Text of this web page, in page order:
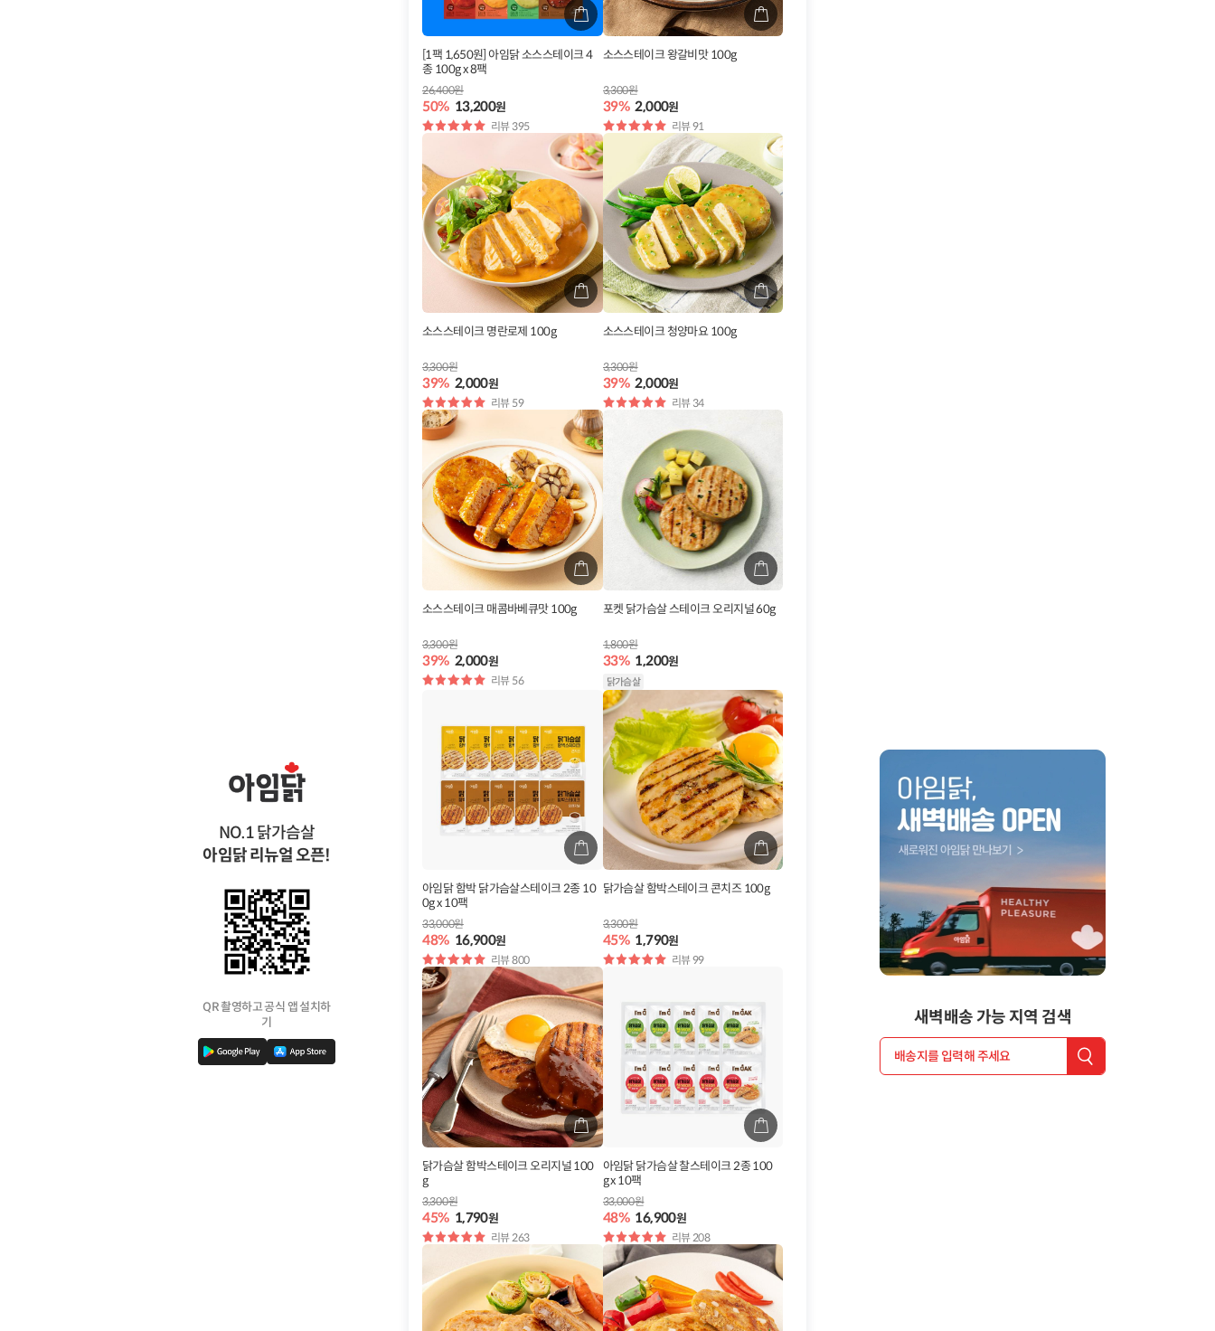
새벽배송 가능 지역 검색
배송지를 입력해 주세요
NO.1 닭가슴살
아임닭 리뉴얼 오픈!
QR 촬영하고 공식 앱 설치하
기
[1팩 1,650원] 아임닭 소스스테이크 4
종 100g x 8팩
50% 13,200원
26,400원
별
점
리뷰 395
소스스테이크 왕갈비맛 100g
39% 2,000원
3,300원
별
점
리뷰 91
소스스테이크 명란로제 100g
39% 2,000원
3,300원
별
점
리뷰 59
소스스테이크 청양마요 100g
39% 2,000원
3,300원
별
점
리뷰 34
소스스테이크 매콤바베큐맛 100g
39% 2,000원
3,300원
별
리뷰 56
포켓 닭가슴살 스테이크 오리지널 60g
33% 1,200원
1,800원
닭가슴살
아임닭 함박 닭가슴살스테이크 2종 10
0g x 10팩
48% 16,900원
33,000원
별
점
리뷰 800
닭가슴살 함박스테이크 콘치즈 100g
45% 1,790원
3,300원
별
점
리뷰 99
닭가슴살 함박스테이크 오리지널 100
g
45% 1,790원
3,300원
별
점
리뷰 263
아임닭 닭가슴살 찰스테이크 2종 100
g x 10팩
48% 16,900원
33,000원
별
점
리뷰 208